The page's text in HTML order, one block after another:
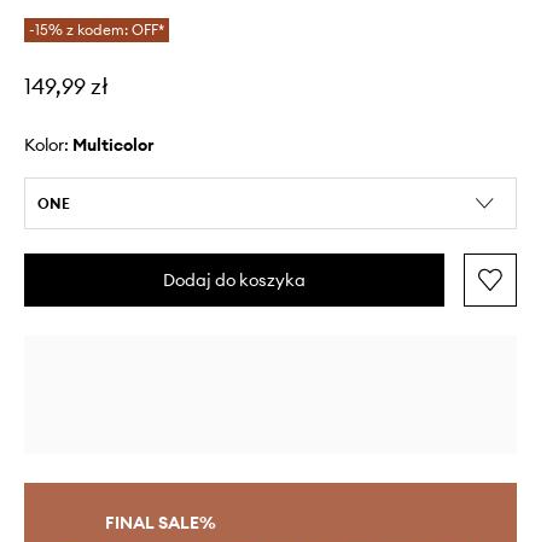
-15% z kodem: OFF*
149,99 zł
Kolor: multicolor
ONE
Dodaj do koszyka
FINAL SALE%